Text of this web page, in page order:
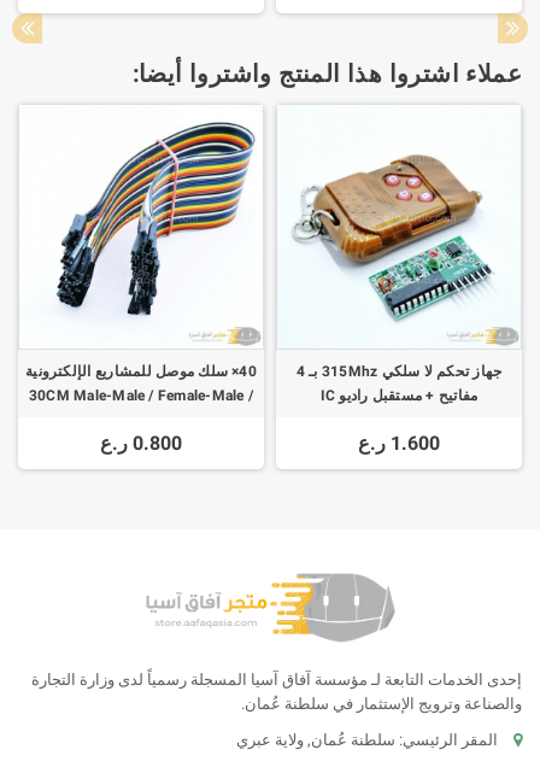
عملاء اشتروا هذا المنتج واشتروا أيضا:
جهاز تحكم لا سلكي 315Mhz بـ 4
مفاتيح + مستقبل راديو IC
1.600 ر.ع
40× سلك موصل للمشاريع الإلكترونية
30CM Male-Male / Female-Male /
0.800 ر.ع
إحدى الخدمات التابعة لـ مؤسسة آفاق آسيا المسجلة رسمياً لدى وزارة التجارة
والصناعة وترويج الإستثمار في سلطنة عُمان.
المقر الرئيسي: سلطنة عُمان, ولاية عبري